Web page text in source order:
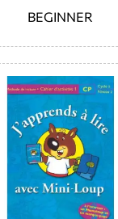
BEGINNER